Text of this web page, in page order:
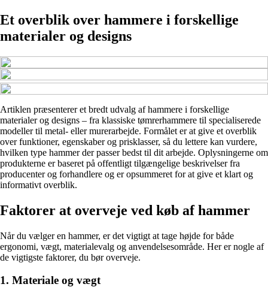
Et overblik over hammere i forskellige
materialer og designs
Artiklen præsenterer et bredt udvalg af hammere i forskellige
materialer og designs – fra klassiske tømrerhammere til specialiserede
modeller til metal- eller murerarbejde. Formålet er at give et overblik
over funktioner, egenskaber og prisklasser, så du lettere kan vurdere,
hvilken type hammer der passer bedst til dit arbejde. Oplysningerne om
produkterne er baseret på offentligt tilgængelige beskrivelser fra
producenter og forhandlere og er opsummeret for at give et klart og
informativt overblik.
Faktorer at overveje ved køb af hammer
Når du vælger en hammer, er det vigtigt at tage højde for både
ergonomi, vægt, materialevalg og anvendelsesområde. Her er nogle af
de vigtigste faktorer, du bør overveje.
1. Materiale og vægt